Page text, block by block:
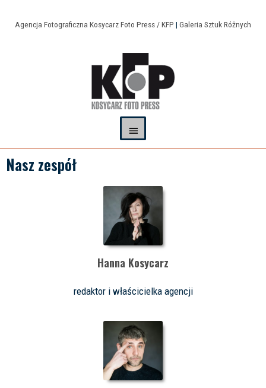
Agencja Fotograficzna Kosycarz Foto Press / KFP | Galeria Sztuk Różnych
Nasz zespół
Hanna Kosycarz
redaktor i właścicielka agencji